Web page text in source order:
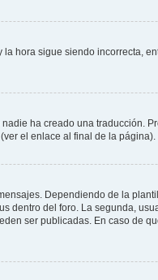
hora sigue siendo incorrecta,
ha creado una
el enlace al final de la página).
Dependiendo de la
del foro. La segunda,
ser publicadas. En caso de